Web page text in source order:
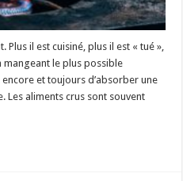
Plus il est cuisiné, plus il est « tué »,
mangeant le plus possible
encore et toujours d’absorber une
Les aliments crus sont souvent